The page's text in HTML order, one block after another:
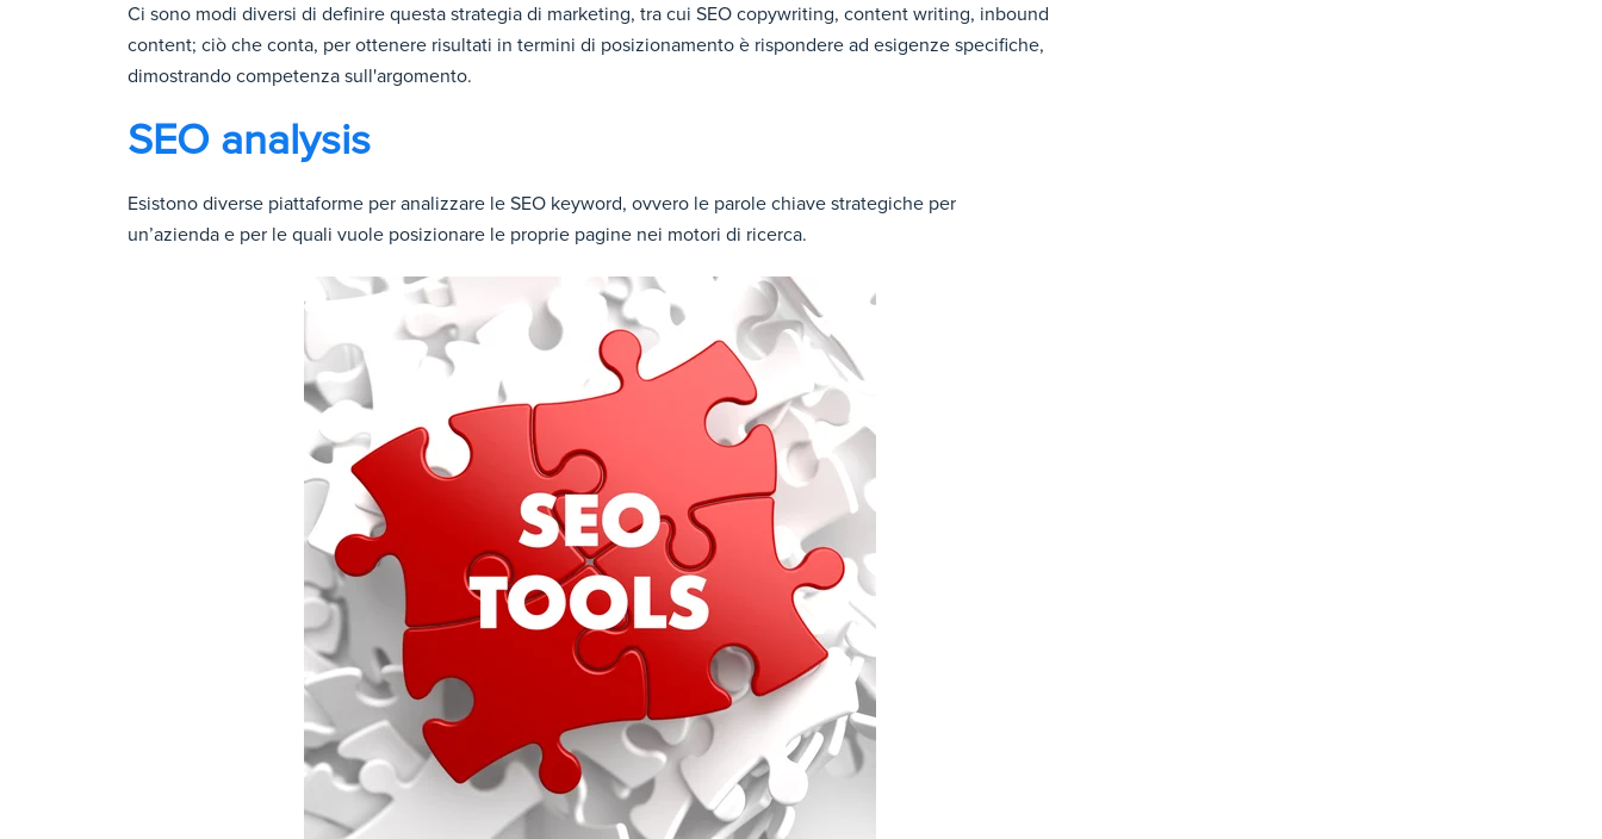
Ci sono modi diversi di definire questa strategia di marketing, tra cui SEO copywriting, content writing, inbound
content; ciò che conta, per ottenere risultati in termini di posizionamento è rispondere ad esigenze specifiche,
dimostrando competenza sull'argomento.
SEO analysis
Esistono diverse piattaforme per analizzare le SEO keyword, ovvero le parole chiave strategiche per
un’azienda e per le quali vuole posizionare le proprie pagine nei motori di ricerca.